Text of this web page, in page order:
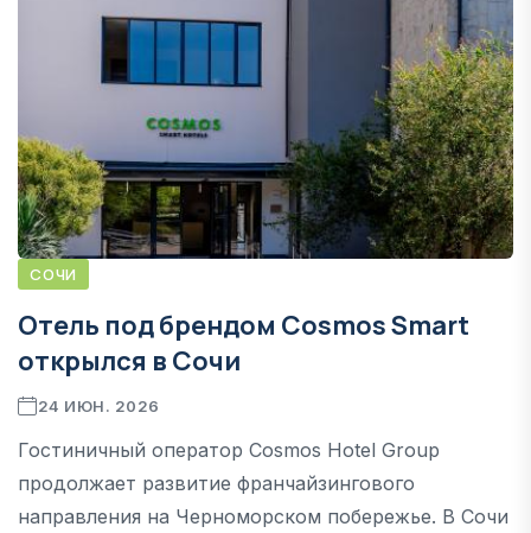
СОЧИ
Отель под брендом Cosmos Smart
открылся в Сочи
24 ИЮН. 2026
Гостиничный оператор Cosmos Hotel Group
продолжает развитие франчайзингового
направления на Черноморском побережье. В Сочи